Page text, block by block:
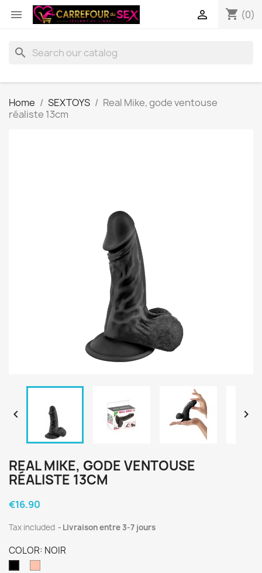
 shopping_cart (0)

search
Home SEXTOYS
Real Mike, gode ventouse
réaliste 13cm
 
REAL MIKE, GODE VENTOUSE
RÉALISTE 13CM
€16.90
Tax included Livraison entre 3-7 jours
COLOR: NOIR